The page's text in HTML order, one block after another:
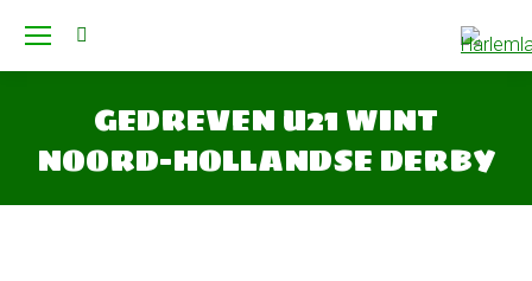
Search:
GEDREVEN U21 WINT
NOORD-HOLLANDSE DERBY